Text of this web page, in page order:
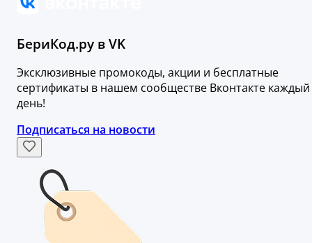
БериКод.ру в VK
Эксклюзивные промокоды, акции и бесплатные
сертификаты в нашем сообществе Вконтакте каждый
день!
Подписаться на новости